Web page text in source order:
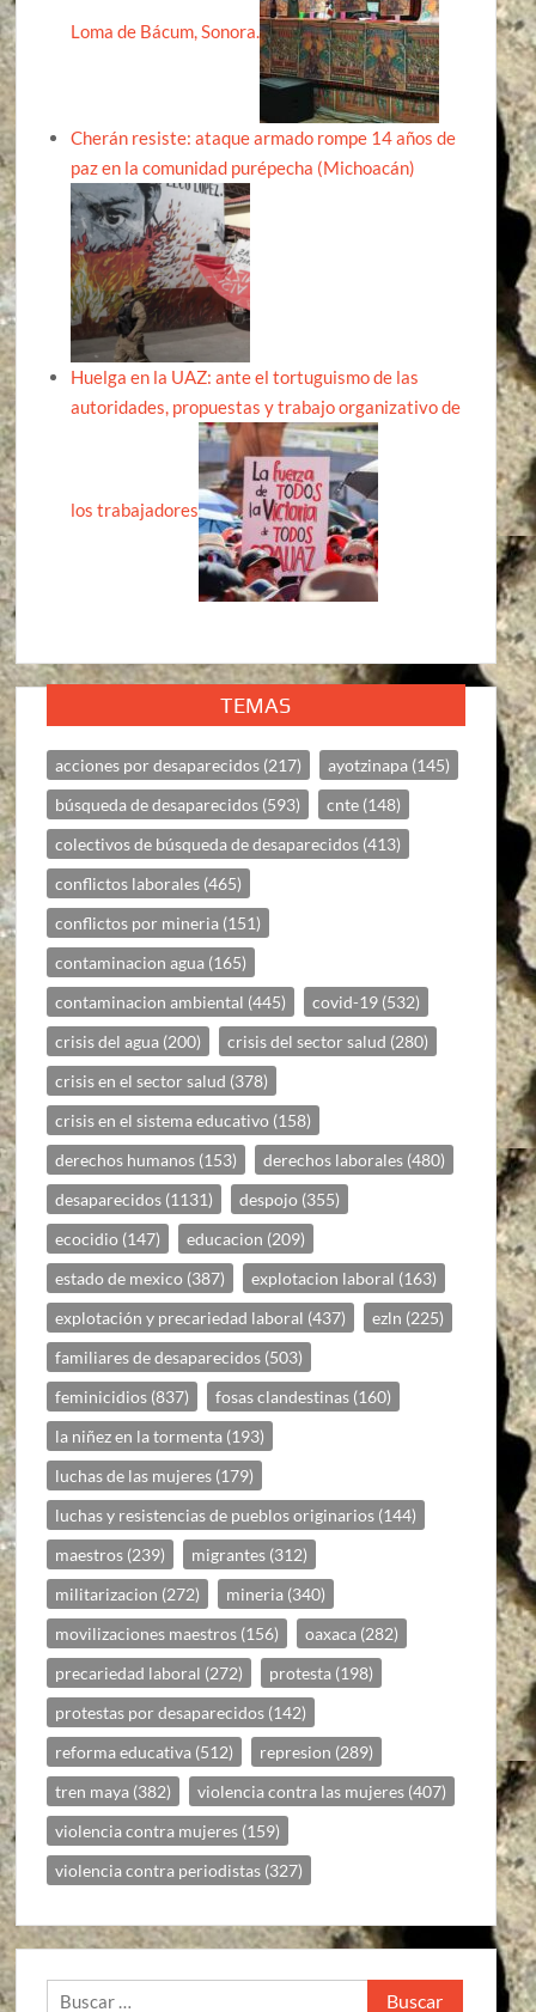
Loma de Bácum, Sonora.
Cherán resiste: ataque armado rompe 14 años de
paz en la comunidad purépecha (Michoacán)
Huelga en la UAZ: ante el tortuguismo de las
autoridades, propuestas y trabajo organizativo de
los trabajadores
TEMAS
acciones por desaparecidos (217) ayotzinapa (145)
búsqueda de desaparecidos (593) cnte (148)
colectivos de búsqueda de desaparecidos (413)
conflictos laborales (465)
conflictos por mineria (151)
contaminacion agua (165)
contaminacion ambiental (445) covid-19 (532)
crisis del agua (200) crisis del sector salud (280)
crisis en el sector salud (378)
crisis en el sistema educativo (158)
derechos humanos (153) derechos laborales (480)
desaparecidos (1131) despojo (355)
ecocidio (147) educacion (209)
estado de mexico (387) explotacion laboral (163)
explotación y precariedad laboral (437) ezln (225)
familiares de desaparecidos (503)
feminicidios (837) fosas clandestinas (160)
la niñez en la tormenta (193)
luchas de las mujeres (179)
luchas y resistencias de pueblos originarios (144)
maestros (239) migrantes (312)
militarizacion (272) mineria (340)
movilizaciones maestros (156) oaxaca (282)
precariedad laboral (272) protesta (198)
protestas por desaparecidos (142)
reforma educativa (512) represion (289)
tren maya (382) violencia contra las mujeres (407)
violencia contra mujeres (159)
violencia contra periodistas (327)
Buscar: